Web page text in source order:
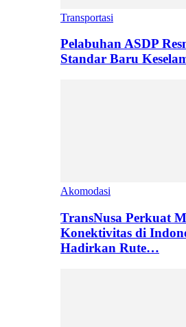
Transportasi
Pelabuhan ASDP
Standar Baru
Akomodasi
TransNusa Perkuat
Konektivitas di
Hadirkan Rute…